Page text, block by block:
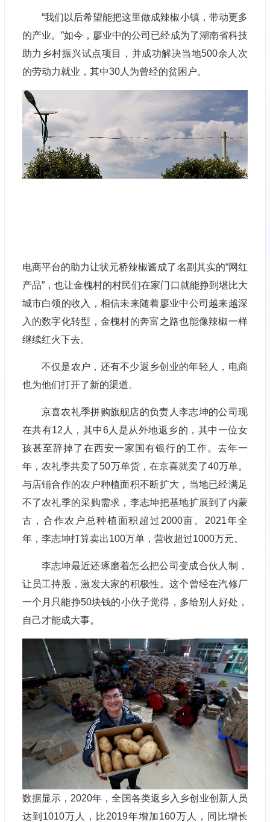
“我们以后希望能把这里做成辣椒小镇，带动更多
的产业。”如今，廖业中的公司已经成为了湖南省科技
助力乡村振兴试点项目，并成功解决当地500余人次
的劳动力就业，其中30人为曾经的贫困户。
电商平台的助力让状元桥辣椒酱成了名副其实的“网红
产品”，也让金槐村的村民们在家门口就能挣到堪比大
城市白领的收入，相信未来随着廖业中公司越来越深
入的数字化转型，金槐村的奔富之路也能像辣椒一样
继续红火下去。
不仅是农户，还有不少返乡创业的年轻人，电商
也为他们打开了新的渠道。
京喜农礼季拼购旗舰店的负责人李志坤的公司现
在共有12人，其中6人是从外地返乡的，其中一位女
孩甚至辞掉了在西安一家国有银行的工作。去年一
年，农礼季共卖了50万单货，在京喜就卖了40万单。
与店铺合作的农户种植面积不断扩大，当地已经满足
不了农礼季的采购需求，李志坤把基地扩展到了内蒙
古，合作农户总种植面积超过2000亩。2021年全
年，李志坤打算卖出100万单，营收超过1000万元。
李志坤最近还琢磨着怎么把公司变成合伙人制，
让员工持股，激发大家的积极性。这个曾经在汽修厂
一个月只能挣50块钱的小伙子觉得，多给别人好处，
自己才能成大事。
数据显示，2020年，全国各类返乡入乡创业创新人员
达到1010万人，比2019年增加160万人，同比增长